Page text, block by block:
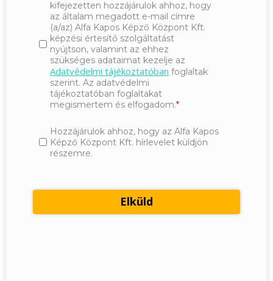
kifejezetten hozzájárulok ahhoz, hogy
az általam megadott e-mail címre
(a/az) Alfa Kapos Képző Központ Kft.
képzési értesítő szolgáltatást
nyújtson, valamint az ehhez
szükséges adataimat kezelje az
Adatvédelmi tájékoztatóban foglaltak
szerint. Az adatvédelmi
tájékoztatóban foglaltakat
megismertem és elfogadom.
Hozzájárulok ahhoz, hogy az Alfa Kapos
Képző Központ Kft. hírlevelet küldjön
részemre.